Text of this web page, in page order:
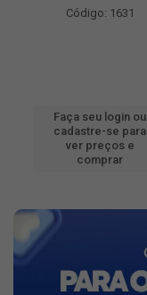
Código: 1631
Faça seu login ou
cadastre-se para
ver preços e
comprar